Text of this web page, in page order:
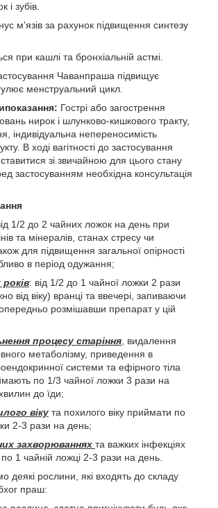
і зубів.
м'язів за рахунок підвищення синтезу
при кашлі та бронхіальній астмі.
Чаванпраша підвищує
менструальний цикл.
Гострі або загострення
нирок і шлунково-кишкового тракту,
індивідуальна непереносимість
В ході вагітності до застосування
зі звичайною для цього стану
застосуванням необхідна консультація
1/2 до 2 чайних ложок на день при
та мінералів, станах стресу чи
для підвищення загальної опірності
в період одужання;
: від 1/2 до 1 чайної ложки 2 рази
від віку) вранці та ввечері, запиваючи
розмішавши препарат у цій
процесу старіння, видалення
метаболізму, приведення в
системи та ефірного тіла
по 1/3 чайної ложки 3 рази на
до їди;
віку та похилого віку приймати по
2-3 рази на день;
захворюваннях та важких інфекціях
1 чайній ложці 2-3 рази на день.
деякі рослини, які входять до складу
праш: